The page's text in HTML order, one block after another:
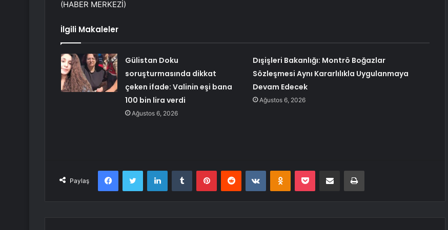
(HABER MERKEZİ)
İlgili Makaleler
Gülistan Doku
soruşturmasında dikkat
çeken ifade: Valinin eşi bana
100 bin lira verdi
Ağustos 6, 2026
Dışişleri Bakanlığı: Montrö Boğazlar
Sözleşmesi Aynı Kararlılıkla Uygulanmaya
Devam Edecek
Ağustos 6, 2026
Paylaş
FacebookTwitter LinkedInTumblr PinterestReddit VKontakteOdnoklassniki
Pocket E-Posta ile paylaş Yazdır